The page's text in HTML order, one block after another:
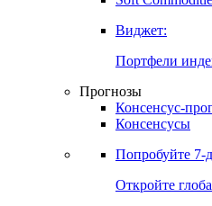
Виджет:
Портфели
Прогнозы
Консенсус-
Консенсусы
Попробуйте 7-
Откройте